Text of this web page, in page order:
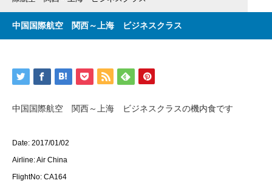
中国国際航空 関西～上海 ビジネスクラス
中国国際航空 関西～上海 ビジネスクラスの機内食です
Date: 2017/01/02
Airline: Air China
FlightNo: CA164